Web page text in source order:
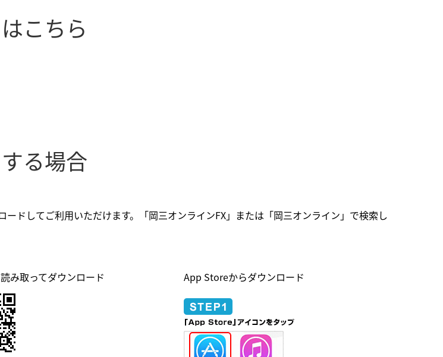
こちら
る場合
ドしてご利用いただけます。「岡三オンラインFX」または「岡三オンライン」で検索し
み取ってダウンロード App Storeからダウンロード